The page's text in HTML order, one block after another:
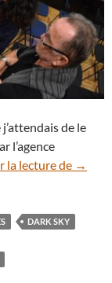
de le
l’agence
la lecture de →
DARK SKY